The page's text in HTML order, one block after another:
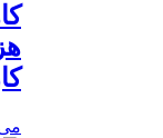
می 14,